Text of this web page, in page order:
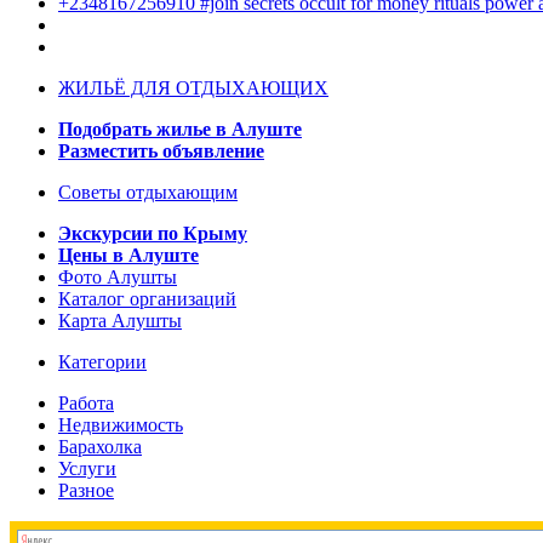
ЖИЛЬЁ ДЛЯ ОТДЫХАЮЩИХ
Подобрать жилье в Алуште
Разместить объявление
Советы отдыхающим
Экскурсии по Крыму
Цены в Алуште
Фото Алушты
Каталог организаций
Карта Алушты
Категории
Работа
Недвижимость
Барахолка
Услуги
Разное